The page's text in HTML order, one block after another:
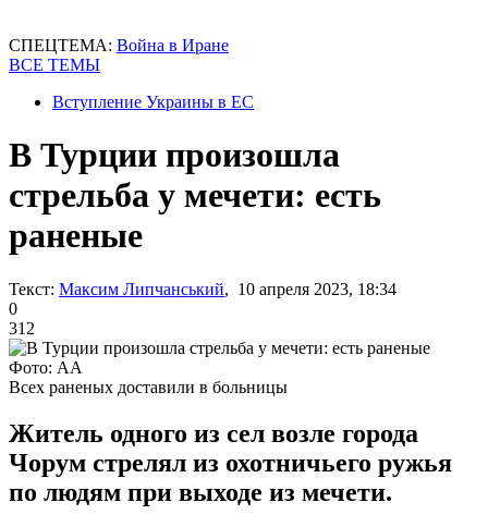
СПЕЦТЕМА: Война в Иране
ВСЕ ТЕМЫ
Вступление Украины в ЕС
В Турции произошла
стрельба у мечети: есть
раненые
Текст: Максим Липчанський, 10 апреля 2023, 18:34
0
312
Фото: AA
Всех раненых доставили в больницы
Житель одного из сел возле города
Чорум стрелял из охотничьего ружья
по людям при выходе из мечети.